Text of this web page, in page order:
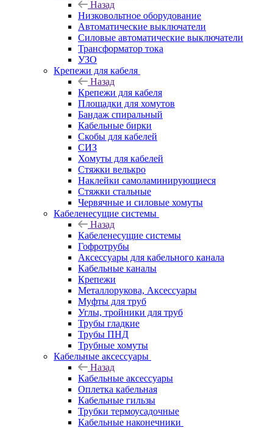
Назад
Низковольтное оборудование
Автоматические выключатели
Силовые автоматические выключатели
Трансформатор тока
УЗО
Крепежи для кабеля
Назад
Крепежи для кабеля
Площадки для хомутов
Бандаж спиральный
Кабельные бирки
Cкобы для кабелей
СИЗ
Хомуты для кабелей
Стяжки велькро
Наклейки самоламинирующиеся
Стяжки стальные
Червячные и силовые хомуты
Кабеленесущие системы
Назад
Кабеленесущие системы
Гофротрубы
Аксессуары для кабельного канала
Кабельные каналы
Крепежи
Металлорукова, Аксессуары
Муфты для труб
Углы, тройники для труб
Трубы гладкие
Трубы ПНД
Трубные хомуты
Кабельные аксессуары
Назад
Кабельные аксессуары
Оплетка кабельная
Кабельные гильзы
Трубки термоусадочные
Кабельные наконечники